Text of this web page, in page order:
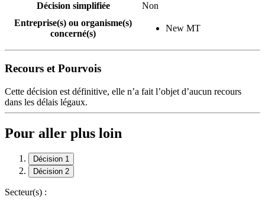
Décision simplifiée
Non
Entreprise(s) ou organisme(s)
concerné(s)
New MT
Recours et Pourvois
Cette décision est définitive, elle n’a fait l’objet d’aucun recours
dans les délais légaux.
Pour aller plus loin
Décision 1
Décision 2
Secteur(s) :